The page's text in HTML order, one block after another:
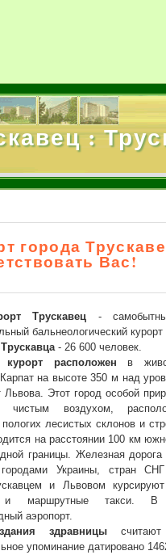
:
города
Вас!
Трускавец -
бальнеологический
- 26 600 человек.
курорт расположен в
на высоте 350 м над
Этот город особой
чистым воздухом,
лесистых склонов и
на расстоянии 100 км
границы. Железная дорога
Украины, стран
и Львовом курсируют
и маршрутные такси. В
аэропорт.
здравницы
упоминание датировано